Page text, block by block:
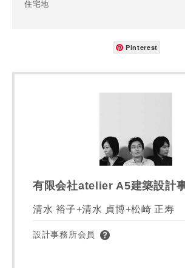
住宅地
Pinterest
有限会社atelier A5建築設計
清水 裕子+清水 貞博+松崎 正寿
設計事務所会員
専門家の都合により、資料の送付が遅くな
ない場合があります。あらかじめご了承く